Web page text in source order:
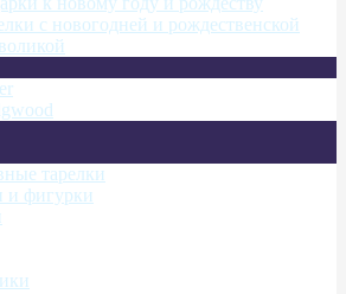
с новогодней и рождественской
тарелки
и фигурки